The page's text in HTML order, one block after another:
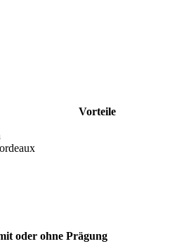
Vorteile
oder ohne Prägung